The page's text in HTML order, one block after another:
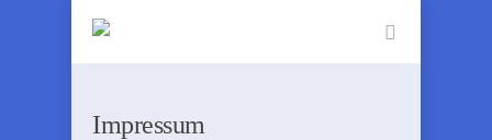
Impressum